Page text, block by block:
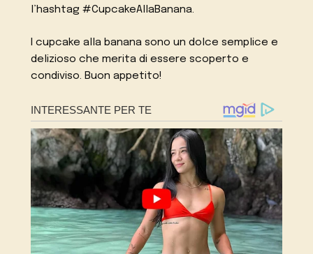
l’hashtag #CupcakeAllaBanana.
I cupcake alla banana sono un dolce semplice e
delizioso che merita di essere scoperto e
condiviso. Buon appetito!